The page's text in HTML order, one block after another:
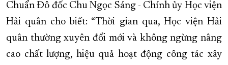
Chuẩn Đô đốc Chu Ngọc Sáng - Chính ủy Học viện
Hải quân cho biết: “Thời gian qua, Học viện Hải
quân thường xuyên đổi mới và không ngừng nâng
cao chất lượng, hiệu quả hoạt động công tác xây